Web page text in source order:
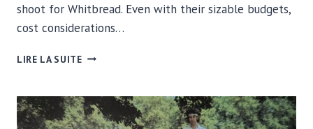
shoot for Whitbread. Even with their sizable budgets,
cost considerations…
LIRE LA SUITEDES
AU
TIDDLYWINKS